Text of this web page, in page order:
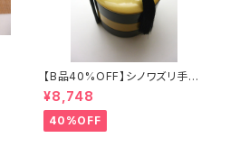
【B品40%OFF】シノワズリ手提
げ三段重「バタフライ」
¥8,748
40%OFF